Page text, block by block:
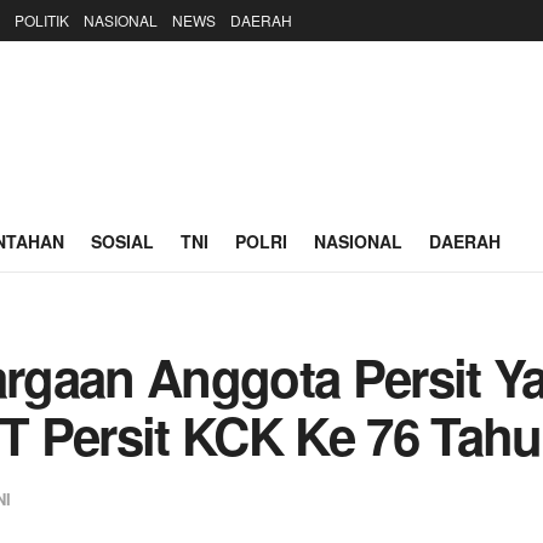
POLITIK NASIONAL NEWS DAERAH
SOSIAL TNI POLRI NASIONAL DAERAH
Anggota Persit
Persit KCK Ke 76